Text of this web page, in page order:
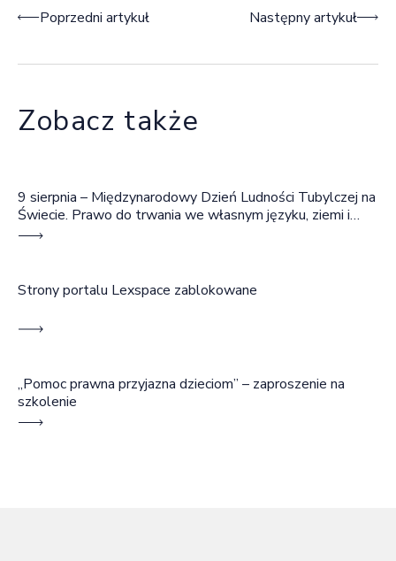
Nawigacja wpisu
Poprzedni artykuł Następny artykuł
Zobacz także
9 sierpnia – Międzynarodowy Dzień Ludności Tubylczej na
Świecie. Prawo do trwania we własnym języku, ziemi i
wspólnocie
Strony portalu Lexspace zablokowane
„Pomoc prawna przyjazna dzieciom” – zaproszenie na
szkolenie